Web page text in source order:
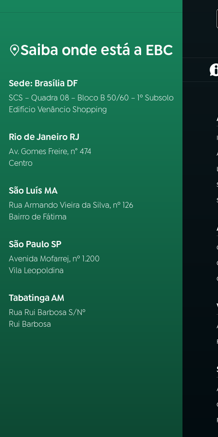
Saiba onde está a EBC
Sede: Brasília DF
SCS – Quadra 08 – Bloco B 50/60 – 1º Subsolo
Edifício Venâncio Shopping
Rio de Janeiro RJ
Av. Gomes Freire, n° 474
Centro
São Luís MA
Rua Armando Vieira da Silva, nº 126
Bairro de Fátima
São Paulo SP
Avenida Mofarrej, nº 1.200
Vila Leopoldina
Tabatinga AM
Rua Rui Barbosa S/Nº
Rui Barbosa